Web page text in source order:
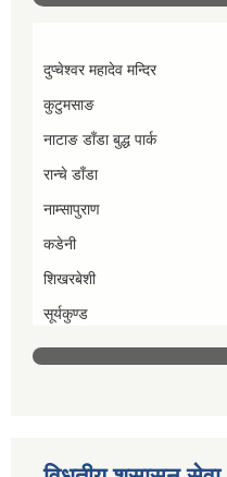
दुप्चेश्वर महादेव मन्दिर
कुटुमसाङ
नाटाङ डाँडा बुद्ध पार्क
रान्चे डाँडा
नाम्सापुराण
कडेनी
शिखरबेशी
सूर्यकुण्ड